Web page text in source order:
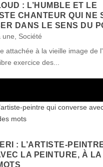
: L’HUMBLE ET LE
CHANTEUR QUI NE
DANS LE SENS DU
une
Société
attachée à la vieille image de
exercice des...
: L’ARTISTE-
LA PEINTURE, À LA